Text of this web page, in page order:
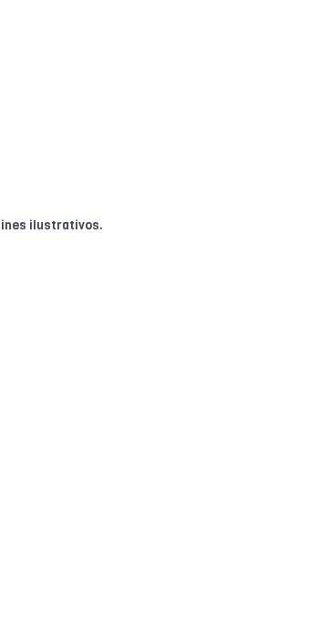
ilustrativos.